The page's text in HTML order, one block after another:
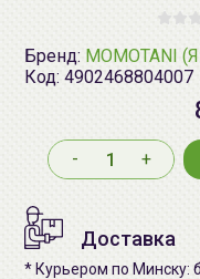
Бренд: MOMOTANI
Код: 4902468804007
- +
Доставка
* Курьером по Минску: